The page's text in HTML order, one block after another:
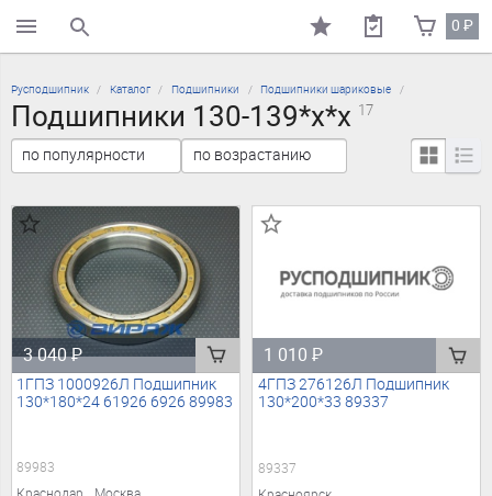
поиск по каталогу 0₽
Русподшипник Каталог Подшипники Подшипники шариковые
Подшипники 130-139*х*х 17
3 040₽
1ГПЗ 1000926Л Подшипник
130*180*24 61926 6926 89983
89983
1 010₽
4ГПЗ 276126Л Подшипник
130*200*33 89337
89337